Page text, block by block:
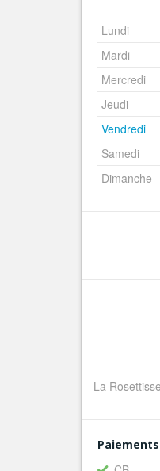
Lundi
Mardi
Mercredi
Jeudi
Vendredi
Samedi
Dimanche
La